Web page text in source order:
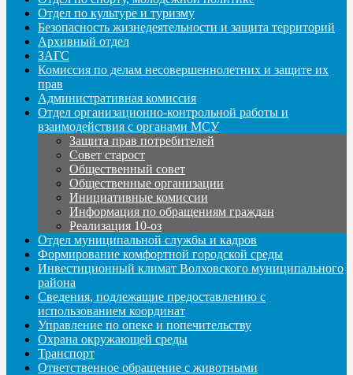
Отдел по культуре и туризму
Безопасность жизнедеятельности и защита территорий
Архивный отдел
ЗАГС
Комиссия по делам несовершеннолетних и защите их
прав
Административная комиссия
Отдел организационно-контрольной работы и
взаимодействия с органами МСУ
Защита прав потребителей
Совет старост
Общественный совет
Общественные организации
Инициативные комиссии
Информация по обращениям граждан
Реализация 10-оз
Отдел муниципальной службы и кадров
Формирование комфортной городской среды
Инвестиционный климат Волховского муниципального
района
Сведения, подлежащие предоставлению с
использованием координат
Управление по опеке и попечительству
Охрана окружающей среды
Транспорт
Ответственное обращение с животными